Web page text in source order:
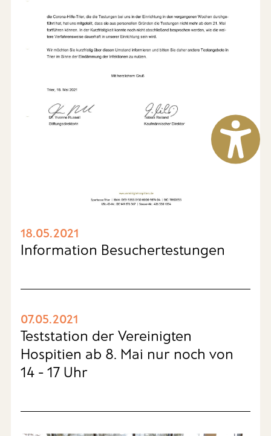
18.05.2021
Information Besuchertestungen
07.05.2021
Teststation der Vereinigten
Hospitien ab 8. Mai nur noch von
14 - 17 Uhr